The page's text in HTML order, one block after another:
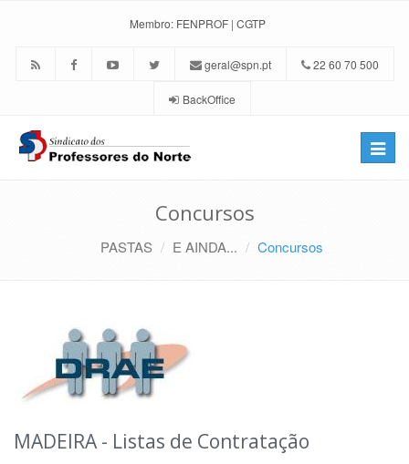
Membro: FENPROF | CGTP
geral@spn.pt 22 60 70 500
BackOffice
Toggle
Concursos
PASTAS E AINDA... Concursos
MADEIRA - Listas de Contratação